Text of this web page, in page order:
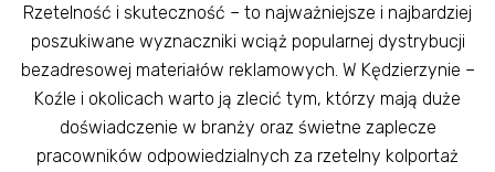
Rzetelność i skuteczność – to najważniejsze i najbardziej
poszukiwane wyznaczniki wciąż popularnej dystrybucji
bezadresowej materiałów reklamowych. W Kędzierzynie –
Koźle i okolicach warto ją zlecić tym, którzy mają duże
doświadczenie w branży oraz świetne zaplecze
pracowników odpowiedzialnych za rzetelny kolportaż